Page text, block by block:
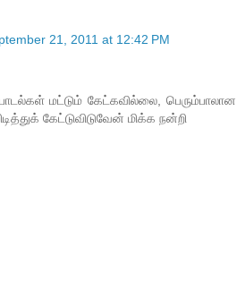
21, 2011 at 12:42 PM
மட்டும் கேட்கவில்லை, பெரும்பாலான
கேட்டுவிடுவேன் மிக்க நன்றி